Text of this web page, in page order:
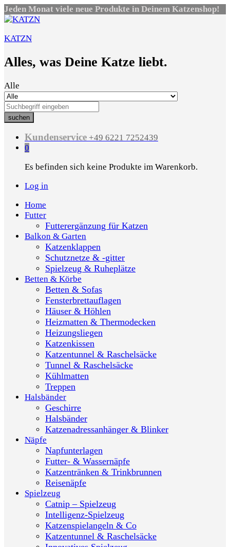
Jeden Monat viele neue Produkte in Deinem Katzenshop!
KATZN
Alles, was Deine Katze liebt.
Alle
suchen
Kundenservice +49 6221 7252439
0
Es befinden sich keine Produkte im Warenkorb.
Log in
Home
Futter
Futterergänzung für Katzen
Balkon & Garten
Katzenklappen
Schutznetze & -gitter
Spielzeug & Ruheplätze
Betten & Körbe
Betten & Sofas
Fensterbrettauflagen
Häuser & Höhlen
Heizmatten & Thermodecken
Heizungsliegen
Katzenkissen
Katzentunnel & Raschelsäcke
Tunnel & Raschelsäcke
Kühlmatten
Treppen
Halsbänder
Geschirre
Halsbänder
Katzenadressanhänger & Blinker
Näpfe
Napfunterlagen
Futter- & Wassernäpfe
Katzentränken & Trinkbrunnen
Reisenäpfe
Spielzeug
Catnip – Spielzeug
Intelligenz-Spielzeug
Katzenspielangeln & Co
Katzentunnel & Raschelsäcke